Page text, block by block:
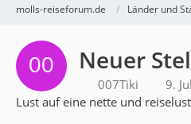
molls-reiseforum.de Länder und
Neuer
007Tiki
9.
Lust auf eine nette und